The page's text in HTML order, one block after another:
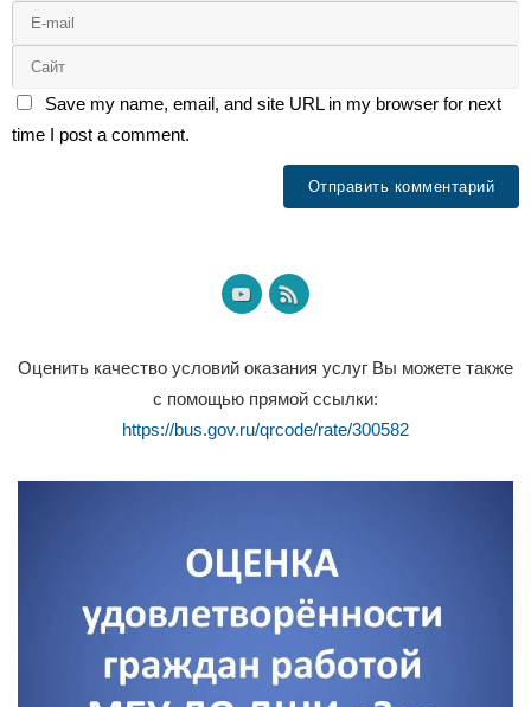
Save my name, email, and site URL in my browser for next
time I post a comment.
Оценить качество условий оказания услуг Вы можете также
с помощью прямой ссылки:
https://bus.gov.ru/qrcode/rate/300582